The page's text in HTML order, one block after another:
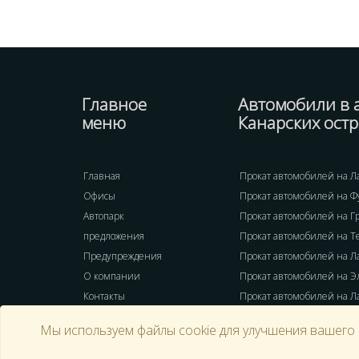
Главное
меню
Главная
Офисы
Автопарк
предложения
Предупреждения
О компании
Контакты
Автомобили в
Канарских
Прокат автомобилей на
Прокат автомобилей на
Прокат автомобилей на
Прокат автомобилей на
Прокат автомобилей на
Прокат автомобилей на
Прокат автомобилей на
Мы используем файлы cookie для улучшения